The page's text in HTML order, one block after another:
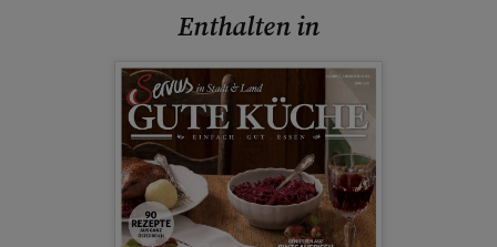
Enthalten in